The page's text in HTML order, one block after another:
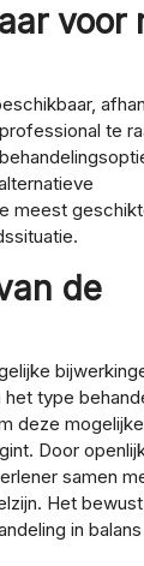
voor
te
meest
de
type
deze
Door
samen
Het
in